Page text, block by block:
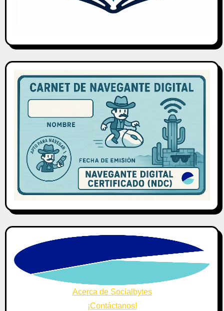
Acerca de Socialbytes
¡Contáctanos!